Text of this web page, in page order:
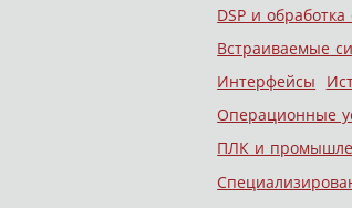
Меню
Skip to content
DSP и обработка
Встраиваемые
Интерфейсы
Операционные
ПЛК и